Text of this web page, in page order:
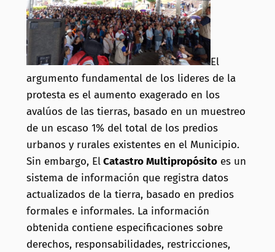
El
argumento fundamental de los lideres de la
protesta es el aumento exagerado en los
avalúos de las tierras, basado en un muestreo
de un escaso 1% del total de los predios
urbanos y rurales existentes en el Municipio.
Sin embargo, ElCatastro Multipropósitoes un
sistema de información que registra datos
actualizados de la tierra, basado en predios
formales e informales. La información
obtenida contiene especificaciones sobre
derechos, responsabilidades, restricciones,